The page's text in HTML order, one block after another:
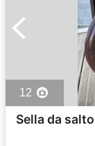
12
Sella da